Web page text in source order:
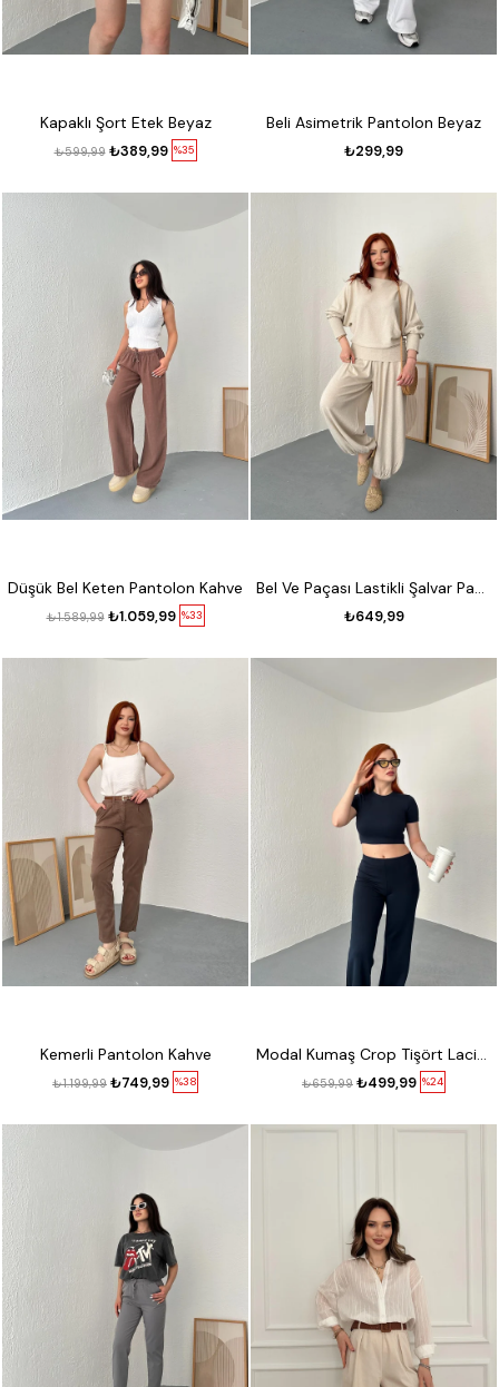
Kapaklı Şort Etek Beyaz
%35
₺389,99
₺599,99
Beli Asimetrik Pantolon Beyaz
₺299,99
Düşük Bel Keten Pantolon Kahve
%33
₺1.059,99
₺1.589,99
Bel Ve Paçası Lastikli Şalvar Pantolon Bej melanj
₺649,99
Kemerli Pantolon Kahve
%38
₺749,99
₺1.199,99 %24
₺499,99
₺659,99